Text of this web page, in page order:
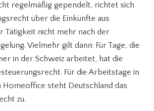
regelmäßig gependelt, richtet sich
über die Einkünfte aus
Tätigkeit nicht mehr nach der
Vielmehr gilt dann: Für Tage, die
in der Schweiz arbeitet, hat die
Für die Arbeitstage in
Homeoffice steht Deutschland das
zu.